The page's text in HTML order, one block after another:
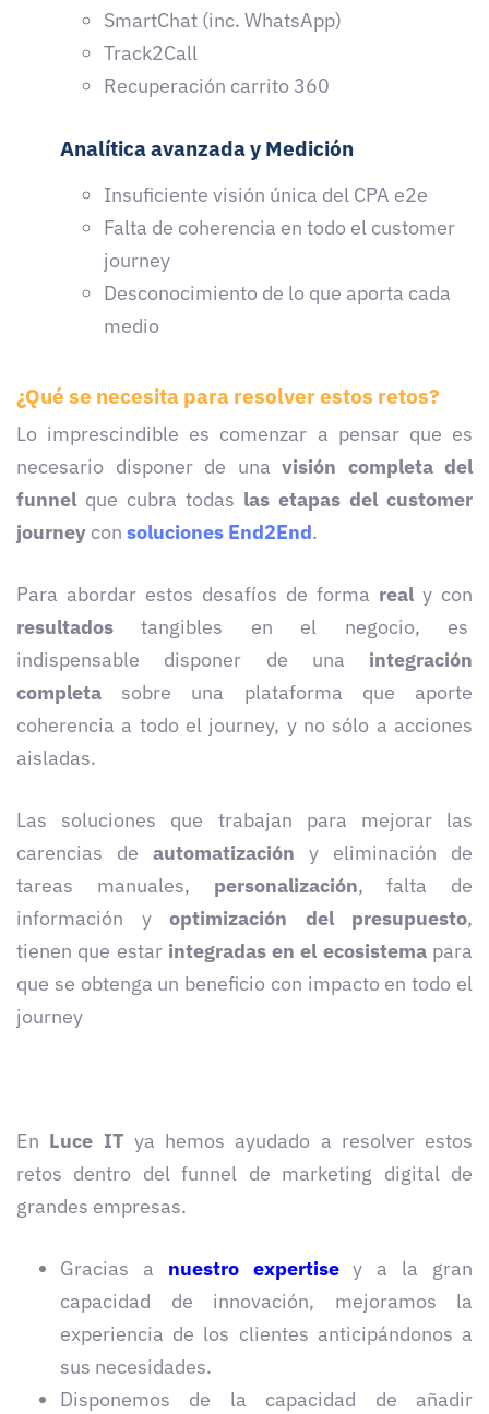
SmartChat (inc. WhatsApp)
Track2Call
Recuperación carrito 360
Analítica avanzada y Medición
Insuficiente visión única del CPA e2e
Falta de coherencia en todo el customer
journey
Desconocimiento de lo que aporta cada
medio
¿Qué se necesita para resolver estos retos?
Lo imprescindible es comenzar a pensar que es
necesario disponer de una visión completa del
funnel que cubra todas las etapas del customer
journey con soluciones End2End.
Para abordar estos desafíos de forma real y con
resultadostangibles en el negocio, es
indispensable disponer de una integración
completa sobre una plataforma que aporte
coherencia a todo el journey, y no sólo a acciones
aisladas.
Las soluciones que trabajan para mejorar las
carencias de automatización y eliminación de
tareas manuales, personalización, falta de
información y optimización del presupuesto,
tienen que estar integradas en el ecosistemapara
que se obtenga un beneficio con impacto en todo el
journey
En Luce IT ya hemos ayudado a resolver estos
retos dentro del funnel de marketing digital de
grandes empresas.
Gracias a nuestro expertisey a la gran
capacidad de innovación, mejoramos la
experiencia de los clientes anticipándonos a
sus necesidades.
Disponemos de la capacidad de añadir